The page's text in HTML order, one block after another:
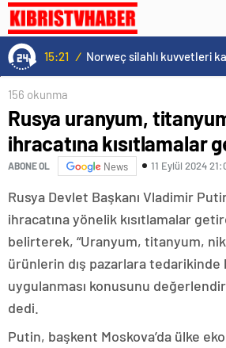
15:21 /
156 okunma
Rusya uranyum,
ihracatına kısıtlamalar
ABONE OL News 11 Eylül 2024
Rusya Devlet Başkanı Vladimir
ihracatına yönelik kısıtlamalar
belirterek, “Uranyum, titanyum,
ürünlerin dış pazarlara tedarikinde
uygulanması konusunu
dedi.
Putin, başkent Moskova’da ülke